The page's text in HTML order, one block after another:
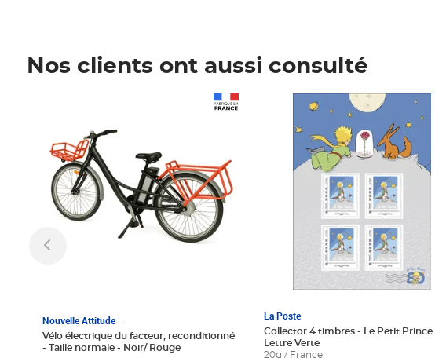
Nos clients ont aussi consulté
Nouvelle Attitude
Vélo électrique du facteur, reconditionné
- Taille normale - Noir/ Rouge
La Poste
Collector 4 timbres - Le Petit Prince
Lettre Verte
20g / France
Prix 6,25€ HT